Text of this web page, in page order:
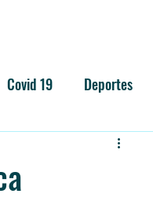
Covid 19 Deportes